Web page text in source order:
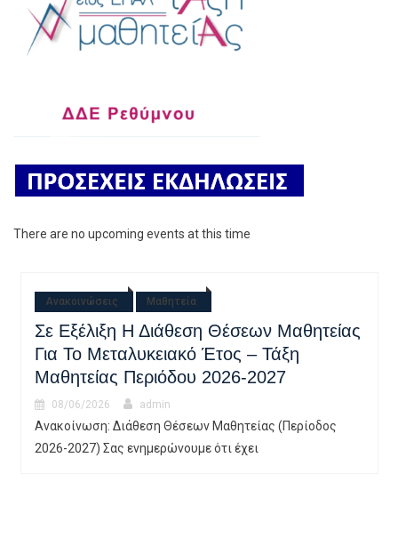
There are no upcoming events at this time
Ανακοινώσεις Μαθητεία
Σε Εξέλιξη Η Διάθεση Θέσεων Μαθητείας
Για Το Μεταλυκειακό Έτος – Τάξη
Μαθητείας Περιόδου 2026-2027
08/06/2026 admin
Ανακοίνωση: Διάθεση Θέσεων Μαθητείας (Περίοδος
2026-2027) Σας ενημερώνουμε ότι έχει